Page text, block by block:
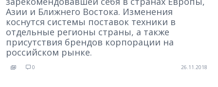
Азии и Ближнего Востока. Изменения
коснутся системы поставок техники в
отдельные регионы страны, а также
присутствия брендов корпорации на
российском рынке.
0 26.11.2018